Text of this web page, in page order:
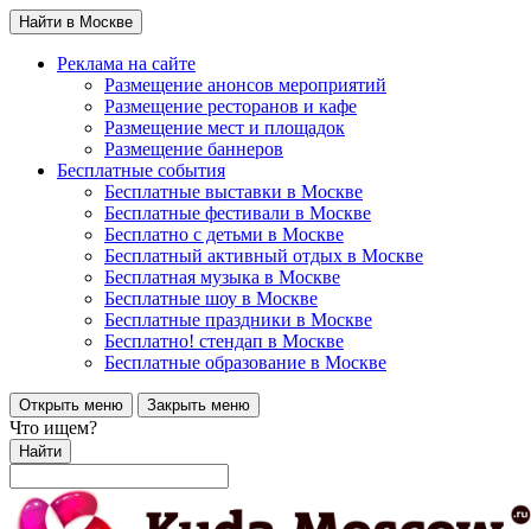
Найти в Москве
Реклама на сайте
Размещение анонсов мероприятий
Размещение ресторанов и кафе
Размещение мест и площадок
Размещение баннеров
Бесплатные события
Бесплатные выставки в Москве
Бесплатные фестивали в Москве
Бесплатно с детьми в Москве
Бесплатный активный отдых в Москве
Бесплатная музыка в Москве
Бесплатные шоу в Москве
Бесплатные праздники в Москве
Бесплатно! стендап в Москве
Бесплатные образование в Москве
Открыть меню Закрыть меню
Что ищем?
Найти